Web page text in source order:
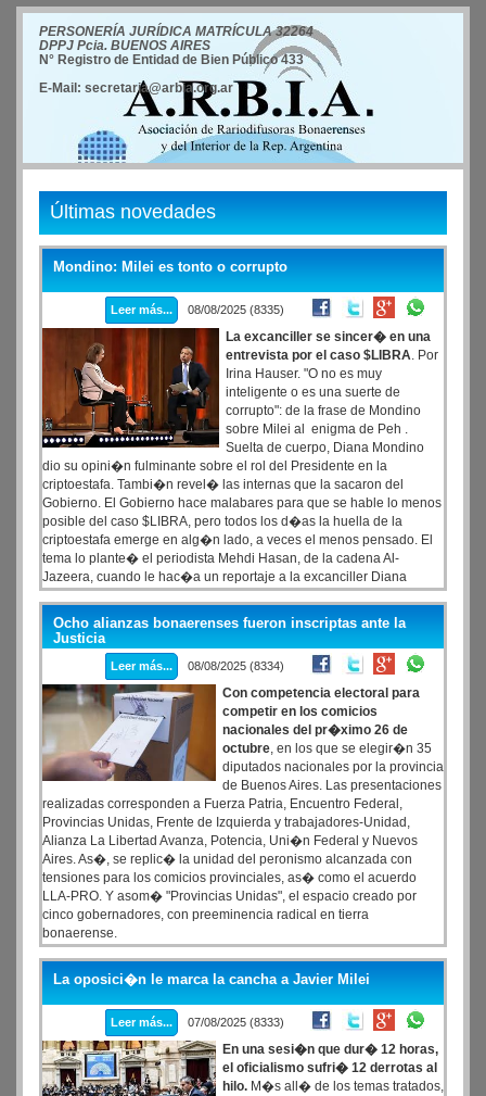
PERSONERÍA JURÍDICA MATRÍCULA 32264
DPPJ Pcia. BUENOS AIRES
N° Registro de Entidad de Bien Público 433
E-Mail: secretaria@arbia.org.ar
Últimas novedades
Mondino: Milei es tonto o corrupto
Leer más... 08/08/2025 (8335)
La excanciller se sincer� en una
entrevista por el caso $LIBRA. Por
Irina Hauser. "O no es muy
inteligente o es una suerte de
corrupto": de la frase de Mondino
sobre Milei al enigma de Peh .
Suelta de cuerpo, Diana Mondino
dio su opini�n fulminante sobre el rol del Presidente en la
criptoestafa. Tambi�n revel� las internas que la sacaron del
Gobierno. El Gobierno hace malabares para que se hable lo menos
posible del caso $LIBRA, pero todos los d�as la huella de la
criptoestafa emerge en alg�n lado, a veces el menos pensado. El
tema lo plante� el periodista Mehdi Hasan, de la cadena Al-
Jazeera, cuando le hac�a un reportaje a la excanciller Diana
Mondino. Despu�s de nueve meses de bajo perfil tras su renuncia,
la exfuncionaria dijo que Javier Milei "no deber�a haber tuiteado"
el enlace para invitar a invertir en la criptomoneda.
Ocho alianzas bonaerenses fueron inscriptas ante la
Justicia
Leer más... 08/08/2025 (8334)
Con competencia electoral para
competir en los comicios
nacionales del pr�ximo 26 de
octubre, en los que se elegir�n 35
diputados nacionales por la provincia
de Buenos Aires. Las presentaciones
realizadas corresponden a Fuerza Patria, Encuentro Federal,
Provincias Unidas, Frente de Izquierda y trabajadores-Unidad,
Alianza La Libertad Avanza, Potencia, Uni�n Federal y Nuevos
Aires. As�, se replic� la unidad del peronismo alcanzada con
tensiones para los comicios provinciales, as� como el acuerdo
LLA-PRO. Y asom� "Provincias Unidas", el espacio creado por
cinco gobernadores, con preeminencia radical en tierra
bonaerense.
La oposici�n le marca la cancha a Javier Milei
Leer más... 07/08/2025 (8333)
En una sesi�n que dur� 12 horas,
el oficialismo sufri� 12 derrotas al
hilo. M�s all� de los temas tratados,